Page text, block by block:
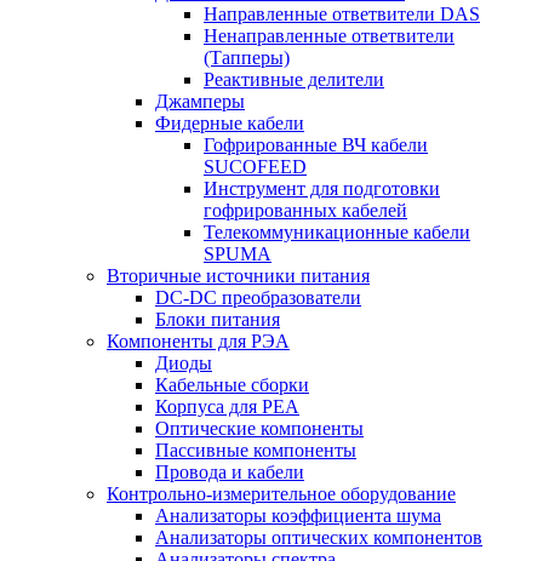
Направленные ответвители DAS
Ненаправленные ответвители
(Тапперы)
Реактивные делители
Джамперы
Фидерные кабели
Гофрированные ВЧ кабели
SUCOFEED
Инструмент для подготовки
гофрированных кабелей
Телекоммуникационные кабели
SPUMA
Вторичные источники питания
DC-DC преобразователи
Блоки питания
Компоненты для РЭА
Диоды
Кабельные сборки
Корпуса для РЕА
Оптические компоненты
Пассивные компоненты
Провода и кабели
Контрольно-измерительное оборудование
Анализаторы коэффициента шума
Анализаторы оптических компонентов